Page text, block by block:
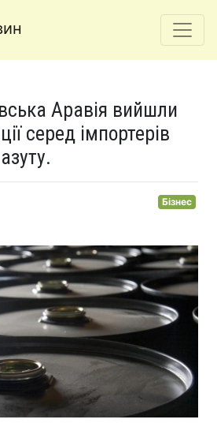
Аравія вийшли
серед імпортерів
Бізнес